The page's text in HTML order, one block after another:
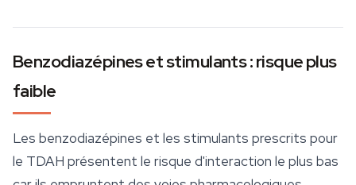
Benzodiazépines et stimulants : risque plus
faible
Les benzodiazépines et les stimulants prescrits pour
le TDAH présentent le risque d'interaction le plus bas